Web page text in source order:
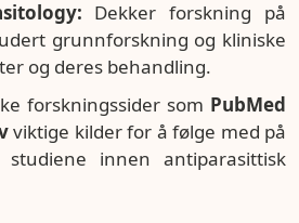
Dekker forskning på
grunnforskning og kliniske
og deres behandling.
forskningssider som PubMed
viktige kilder for å følge med på
innen antiparasittisk